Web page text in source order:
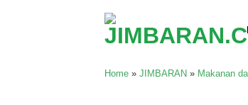
Home » JIMBARAN » Makanan